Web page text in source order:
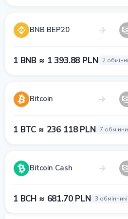
BNB BEP20
1 BNB ≈ 1 393.88 PLN 2
Bitcoin
1 BTC ≈ 236 118 PLN 7
Bitcoin Cash
1 BCH ≈ 681.70 PLN 3